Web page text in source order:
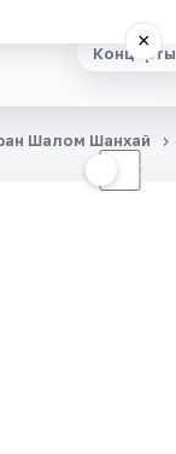
Концерты
×
☾
Шалом Шанхай